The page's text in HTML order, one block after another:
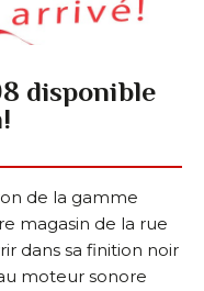
disponible
de la gamme
magasin de la rue
dans sa finition noir
moteur sonore